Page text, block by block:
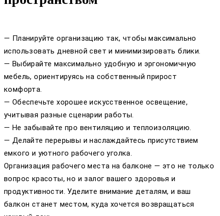
— Планируйте организацию так, чтобы максимально
использовать дневной свет и минимизировать блики.
— Выбирайте максимально удобную и эргономичную
мебель, ориентируясь на собственный прирост
комфорта.
— Обеспечьте хорошее искусственное освещение,
учитывая разные сценарии работы.
— Не забывайте про вентиляцию и теплоизоляцию.
— Делайте перерывы и наслаждайтесь присутствием
емкого и уютного рабочего уголка.
Организация рабочего места на балконе — это не только
вопрос красоты, но и залог вашего здоровья и
продуктивности. Уделите внимание деталям, и ваш
балкон станет местом, куда хочется возвращаться